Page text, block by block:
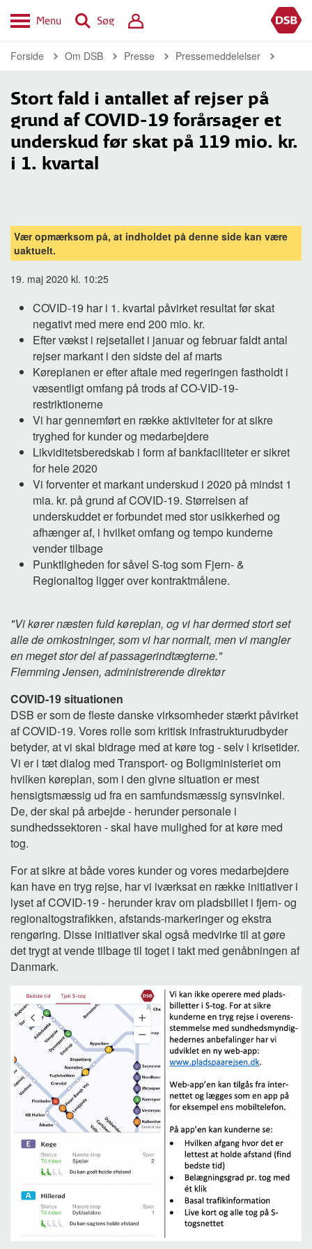
Menu Søg
Forside Om DSB Presse Pressemeddelelser
Stort fald i antallet af rejser på
grund af COVID-19 forårsager et
underskud før skat på 119 mio. kr.
i 1. kvartal
Vær opmærksom på, at indholdet på denne side kan være
uaktuelt.
19. maj 2020 kl. 10:25
COVID-19 har i 1. kvartal påvirket resultat før skat
negativt med mere end 200 mio. kr.
Efter vækst i rejsetallet i januar og februar faldt antal
rejser markant i den sidste del af marts
Køreplanen er efter aftale med regeringen fastholdt i
væsentligt omfang på trods af CO-VID-19-
restriktionerne
Vi har gennemført en række aktiviteter for at sikre
tryghed for kunder og medarbejdere
Likviditetsberedskab i form af bankfaciliteter er sikret
for hele 2020
Vi forventer et markant underskud i 2020 på mindst 1
mia. kr. på grund af COVID-19. Størrelsen af
underskuddet er forbundet med stor usikkerhed og
afhænger af, i hvilket omfang og tempo kunderne
vender tilbage
Punktligheden for såvel S-tog som Fjern- &
Regionaltog ligger over kontraktmålene.
"Vi kører næsten fuld køreplan, og vi har dermed stort set
alle de omkostninger, som vi har normalt, men vi mangler
en meget stor del af passagerindtægterne."
Flemming Jensen, administrerende direktør
COVID-19 situationen
DSB er som de fleste danske virksomheder stærkt påvirket
af COVID-19. Vores rolle som kritisk infrastrukturudbyder
betyder, at vi skal bidrage med at køre tog - selv i krisetider.
Vi er i tæt dialog med Transport- og Boligministeriet om
hvilken køreplan, som i den givne situation er mest
hensigtsmæssig ud fra en samfundsmæssig synsvinkel.
De, der skal på arbejde - herunder personale i
sundhedssektoren - skal have mulighed for at køre med
tog.
For at sikre at både vores kunder og vores medarbejdere
kan have en tryg rejse, har vi iværksat en række initiativer i
lyset af COVID-19 - herunder krav om pladsbillet i fjern- og
regionaltogstrafikken, afstands-markeringer og ekstra
rengøring. Disse initiativer skal også medvirke til at gøre
det trygt at vende tilbage til toget i takt med genåbningen af
Danmark.